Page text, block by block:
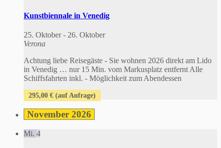
Kunstbiennale in Venedig
25. Oktober- 26. Oktober
Verona
Achtung liebe Reisegäste - Sie wohnen 2026 direkt am Lido
in Venedig … nur 15 Min. vom Markusplatz entfernt Alle
Schiffsfahrten inkl. - Möglichkeit zum Abendessen
295,00 € (auf Anfrage)
November 2026
Mi. 4